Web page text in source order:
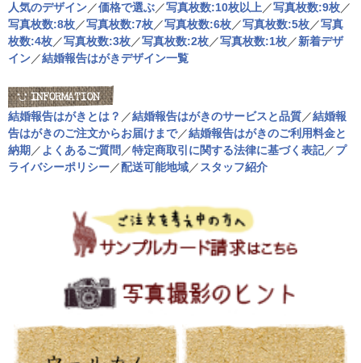
人気のデザイン／価格で選ぶ／写真枚数:10枚以上／写真枚数:9枚／
写真枚数:8枚／写真枚数:7枚／写真枚数:6枚／写真枚数:5枚／写真
枚数:4枚／写真枚数:3枚／写真枚数:2枚／写真枚数:1枚／新着デザ
イン／結婚報告はがきデザイン一覧
結婚報告はがきとは？ ／結婚報告はがきのサービスと品質／結婚報
告はがきのご注文からお届けまで／結婚報告はがきのご利用料金と
納期 ／よくあるご質問 ／特定商取引に関する法律に基づく表記／プ
ライバシーポリシー／配送可能地域／スタッフ紹介